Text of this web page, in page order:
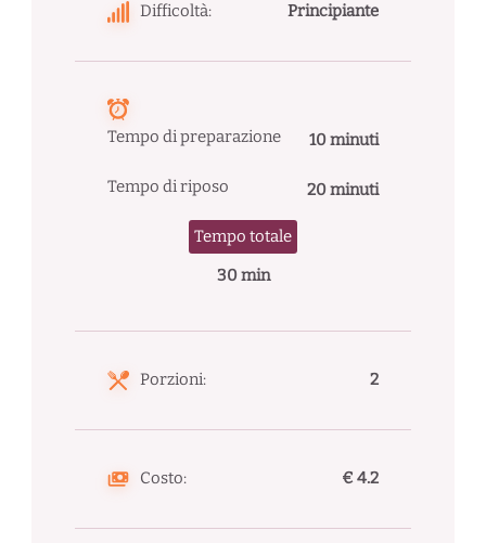
Difficoltà: Principiante
Tempo di preparazione 10 minuti
Tempo di riposo 20 minuti
Tempo totale
30 min
Porzioni: 2
Costo: € 4.2